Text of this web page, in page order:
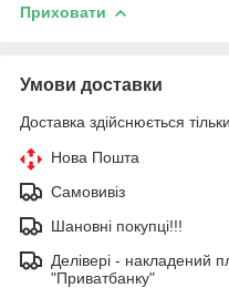
Приховати
Умови доставки
Доставка здійснюється
Нова Пошта
Самовивіз
Шановні покупці!!!
Делівері - накладений
"Приватбанку"